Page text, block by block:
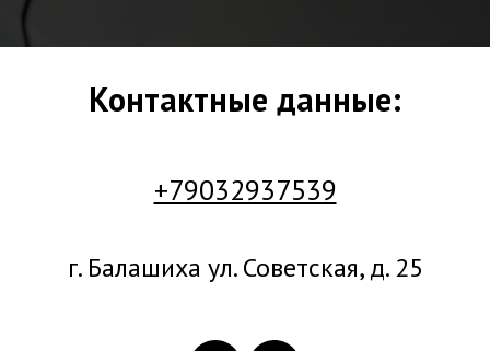
Контактные данные:
+79032937539
г. Балашиха ул. Советская, д. 25